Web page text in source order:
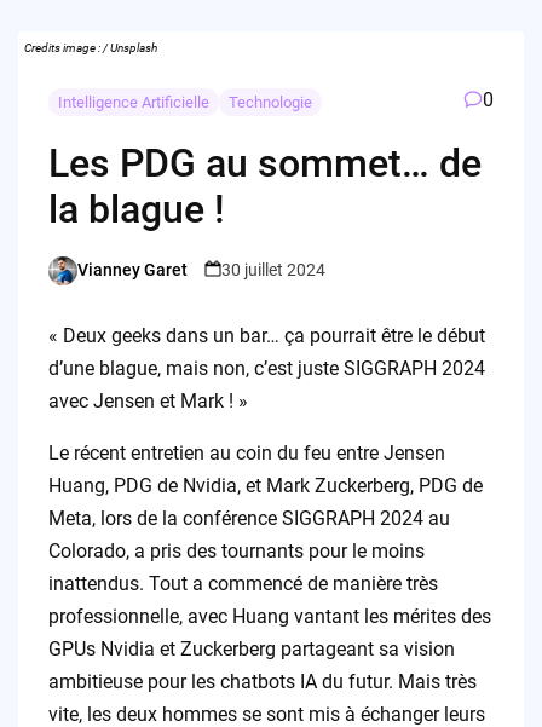
Credits image : / Unsplash
Intelligence Artificielle Technologie 0
Les PDG au sommet… de
la blague !
Posted
Vianney Garet 30 juillet 2024
« Deux geeks dans un bar… ça pourrait être le début
d’une blague, mais non, c’est juste SIGGRAPH 2024
avec Jensen et Mark ! »
Le récent entretien au coin du feu entre Jensen
Huang, PDG de Nvidia, et Mark Zuckerberg, PDG de
Meta, lors de la conférence SIGGRAPH 2024 au
Colorado, a pris des tournants pour le moins
inattendus. Tout a commencé de manière très
professionnelle, avec Huang vantant les mérites des
GPUs Nvidia et Zuckerberg partageant sa vision
ambitieuse pour les chatbots IA du futur. Mais très
vite, les deux hommes se sont mis à échanger leurs